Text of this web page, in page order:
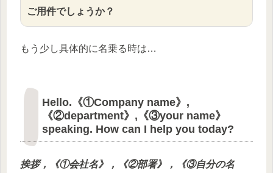
ご用件でしょうか？
もう少し具体的に名乗る時は…
Hello.《①Company name》,
《②department》,《③your name》
speaking. How can I help you today?
挨拶，《①会社名》，《②部署》，《③自分の名